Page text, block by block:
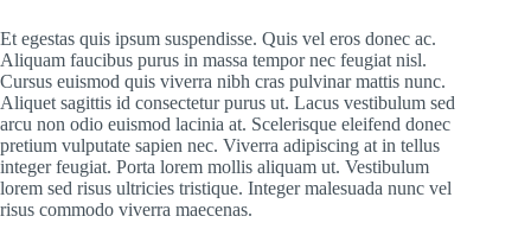
Et egestas quis ipsum suspendisse. Quis vel eros donec ac.
Aliquam faucibus purus in massa tempor nec feugiat nisl.
Cursus euismod quis viverra nibh cras pulvinar mattis nunc.
Aliquet sagittis id consectetur purus ut. Lacus vestibulum sed
arcu non odio euismod lacinia at. Scelerisque eleifend donec
pretium vulputate sapien nec. Viverra adipiscing at in tellus
integer feugiat. Porta lorem mollis aliquam ut. Vestibulum
lorem sed risus ultricies tristique. Integer malesuada nunc vel
risus commodo viverra maecenas.